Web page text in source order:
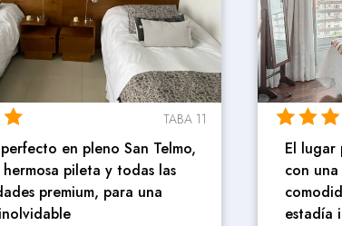
TABA 10
en pleno San Telmo,
pileta y todas las
premium, para una
ciudad,
turismo